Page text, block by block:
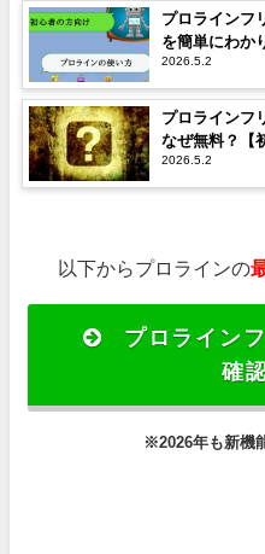
プロラインフ
を簡単にわか
2026.5.2
プロラインフ
なぜ無料？【
説】
2026.5.2
以下からプロラインの
プロライン
確
※2026年も新機